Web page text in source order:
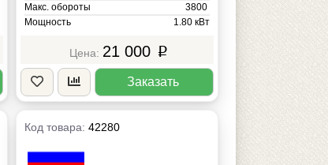
Макс. обороты
3800
Мощность
1.80 кВт
21 000 p
Заказать
Код товара:42280